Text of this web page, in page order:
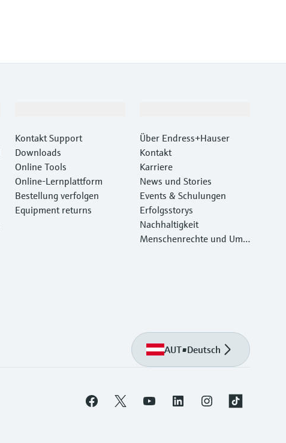
Kontakt Support
Downloads
Online Tools
Online-Lernplattform
Bestellung verfolgen
Equipment returns
Über Endress+Hauser
Kontakt
Karriere
News und Stories
Events & Schulungen
Erfolgsstorys
Nachhaltigkeit
Menschenrechte und Umw
AUT•Deutsch